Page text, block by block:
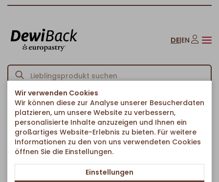
DE|EN
Startseite Sortiment American Bakery Cookies
Wir verwenden Cookies
Wir können diese zur Analyse unserer Besucherdaten
platzieren, um unsere Website zu verbessern,
personalisierte Inhalte anzuzeigen und Ihnen ein
großartiges Website-Erlebnis zu bieten. Für weitere
Informationen zu den von uns verwendeten Cookies
öffnen Sie die Einstellungen.
Einstellungen